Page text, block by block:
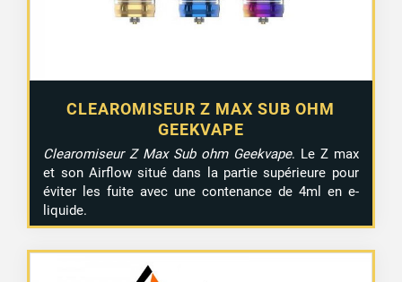
CLEAROMISEUR Z MAX SUB OHM
GEEKVAPE
Clearomiseur Z Max Sub ohm Geekvape. Le Z max
et son Airflow situé dans la partie supérieure pour
éviter les fuite avec une contenance de 4ml en e-
liquide.